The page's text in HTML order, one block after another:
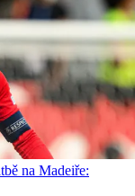
na Madeiře: